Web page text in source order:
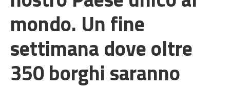
mondo. Un fine
settimana dove oltre
350 borghi saranno